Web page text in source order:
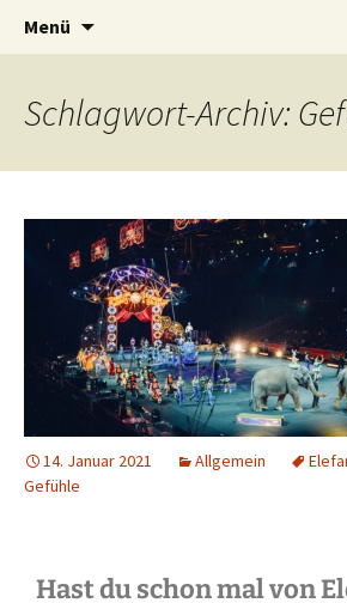
Lebensfreude-
Lerne deinen stressigen
Freude und Gelassenheit
und genießen zu können.
Menü
Schlagwort-Archiv:
14. Januar 2021 Allgemein
Gefühle
Hast du schon mal von